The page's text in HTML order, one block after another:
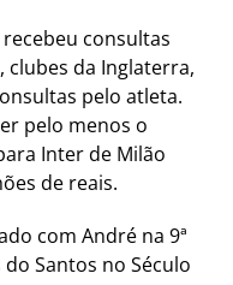
consultas
clubes da Inglaterra,
pelo atleta.
pelo menos o
Inter de Milão
de reais.
com André na 9ª
Santos no Século